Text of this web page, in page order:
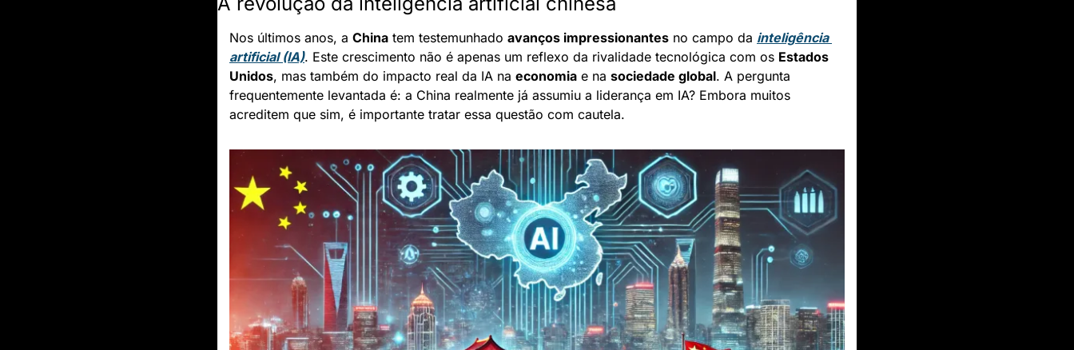
Nos últimos anos, a China tem testemunhado avanços impressionantes no campo da inteligência
artificial (IA). Este crescimento não é apenas um reflexo da rivalidade tecnológica com os Estados
Unidos, mas também do impacto real da IA na economia e na sociedade global. A pergunta
frequentemente levantada é: a China realmente já assumiu a liderança em IA? Embora muitos
acreditem que sim, é importante tratar essa questão com cautela.